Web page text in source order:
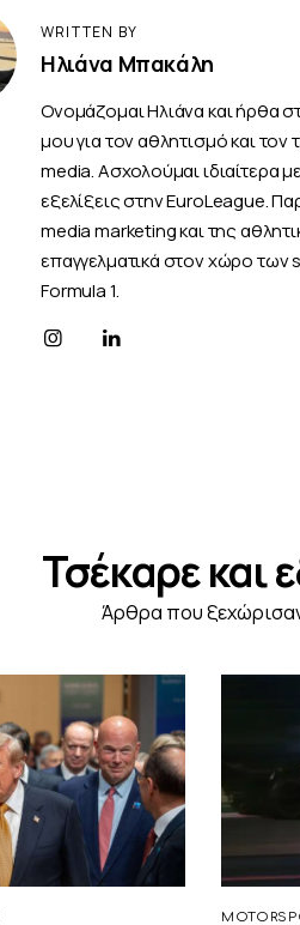
WRITTEN BY
Ηλιάνα Μπακάλη
Ονομάζομαι Ηλιάνα και ήρθα
μου για τον αθλητισμό και
media. Ασχολούμαι ιδιαίτερα
εξελίξεις στην EuroLeague.
media marketing και της
επαγγελματικά στον χώρο
Formula 1.
Τσέκαρε και
Άρθρα που